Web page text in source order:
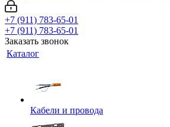
+7 (911) 783-65-01
+7 (911) 783-65-01
Заказать звонок
Каталог
Кабели и провода